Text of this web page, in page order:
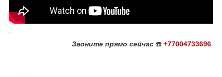
.
Звоните прямо сейчас ☎️ +77004733696